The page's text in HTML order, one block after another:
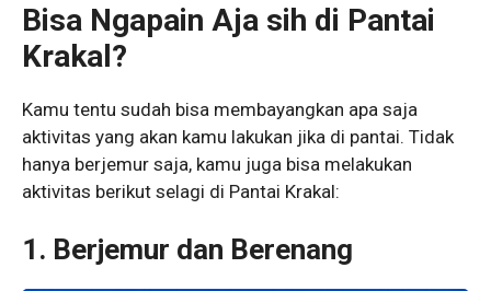
Bisa Ngapain Aja sih di Pantai
Krakal?
Kamu tentu sudah bisa membayangkan apa saja
aktivitas yang akan kamu lakukan jika di pantai. Tidak
hanya berjemur saja, kamu juga bisa melakukan
aktivitas berikut selagi di Pantai Krakal:
1. Berjemur dan Berenang